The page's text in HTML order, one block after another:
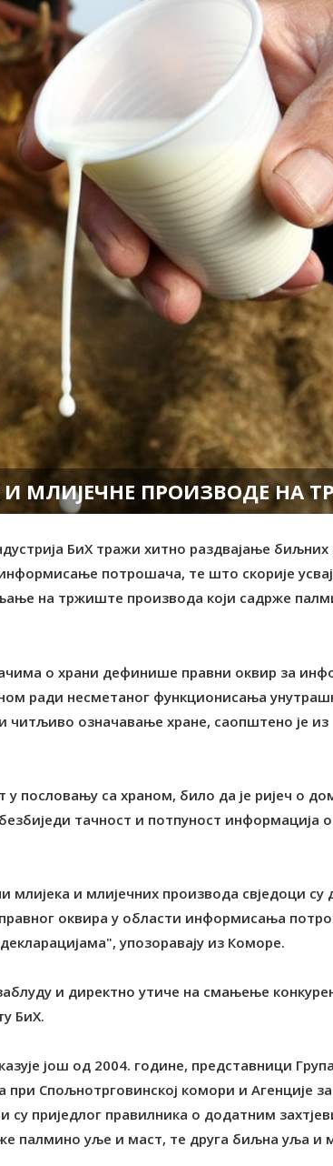
МЛИЈЕЧНЕ ПРОИЗВОДЕ НА
БиХ тражи хитно раздвајање биљних
потрошача, те што скорије
на тржиште производа који садрже
о храни дефинише правни оквир за
ради несметаног функционисања
означавање хране, саопштено је из
у пословању са храном, било да је ријеч о
тачност и потпуност информација
и млијечних производа свједоци су
оквира у области информисања
упозоравају из Коморе.
и директно утиче на смањење
БиХ.
још од 2004. године, представници
Спољнотрговинској комори и Агенције
приједлог правилника о додатним
палмино уље и маст, те друга биљна уља и